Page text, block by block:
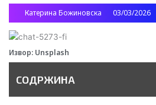
Катерина Божиновска 03/03/2026
Извор: Unsplash
СОДРЖИНА